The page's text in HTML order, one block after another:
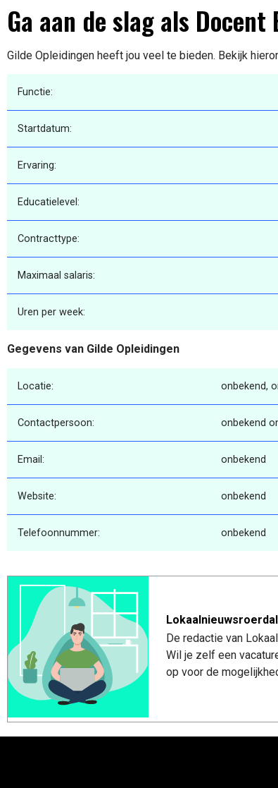
Ga aan de slag als Docent
Gilde Opleidingen heeft jou veel te bieden. Bekijk
Functie:
Startdatum:
Ervaring:
Educatielevel:
Contracttype:
Maximaal salaris:
Uren per week:
Gegevens van Gilde Opleidingen
Locatie: onbekend,
Contactpersoon: onbekend
Email: onbekend
Website: onbekend
Telefoonnummer: onbekend
De redactie van
Wil je zelf een
op voor de